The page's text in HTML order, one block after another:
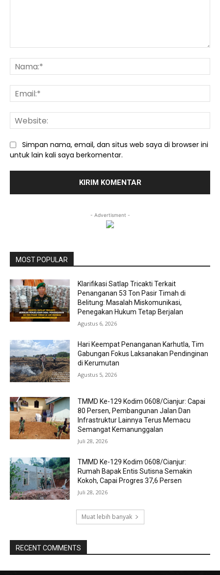
Simpan nama, email, dan situs web saya di browser ini
untuk lain kali saya berkomentar.
- Advertisment -
MOST POPULAR
Klarifikasi Satlap Tricakti Terkait
Penanganan 53 Ton Pasir Timah di
Belitung: Masalah Miskomunikasi,
Penegakan Hukum Tetap Berjalan
Agustus 6, 2026
Hari Keempat Penanganan Karhutla, Tim
Gabungan Fokus Laksanakan Pendinginan
di Kerumutan
Agustus 5, 2026
TMMD Ke-129 Kodim 0608/Cianjur: Capai
80 Persen, Pembangunan Jalan Dan
Infrastruktur Lainnya Terus Memacu
Semangat Kemanunggalan
Juli 28, 2026
TMMD Ke-129 Kodim 0608/Cianjur:
Rumah Bapak Entis Sutisna Semakin
Kokoh, Capai Progres 37,6 Persen
Juli 28, 2026
Muat lebih banyak
RECENT COMMENTS